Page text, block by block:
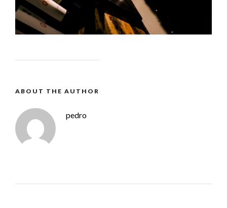
ABOUT THE AUTHOR
pedro